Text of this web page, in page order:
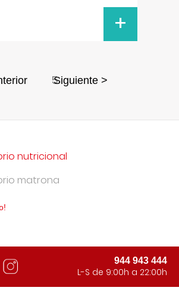
+
5
Siguiente >
nutricional
matrona
944 943 444
L-S de 9:00h a 22:00h